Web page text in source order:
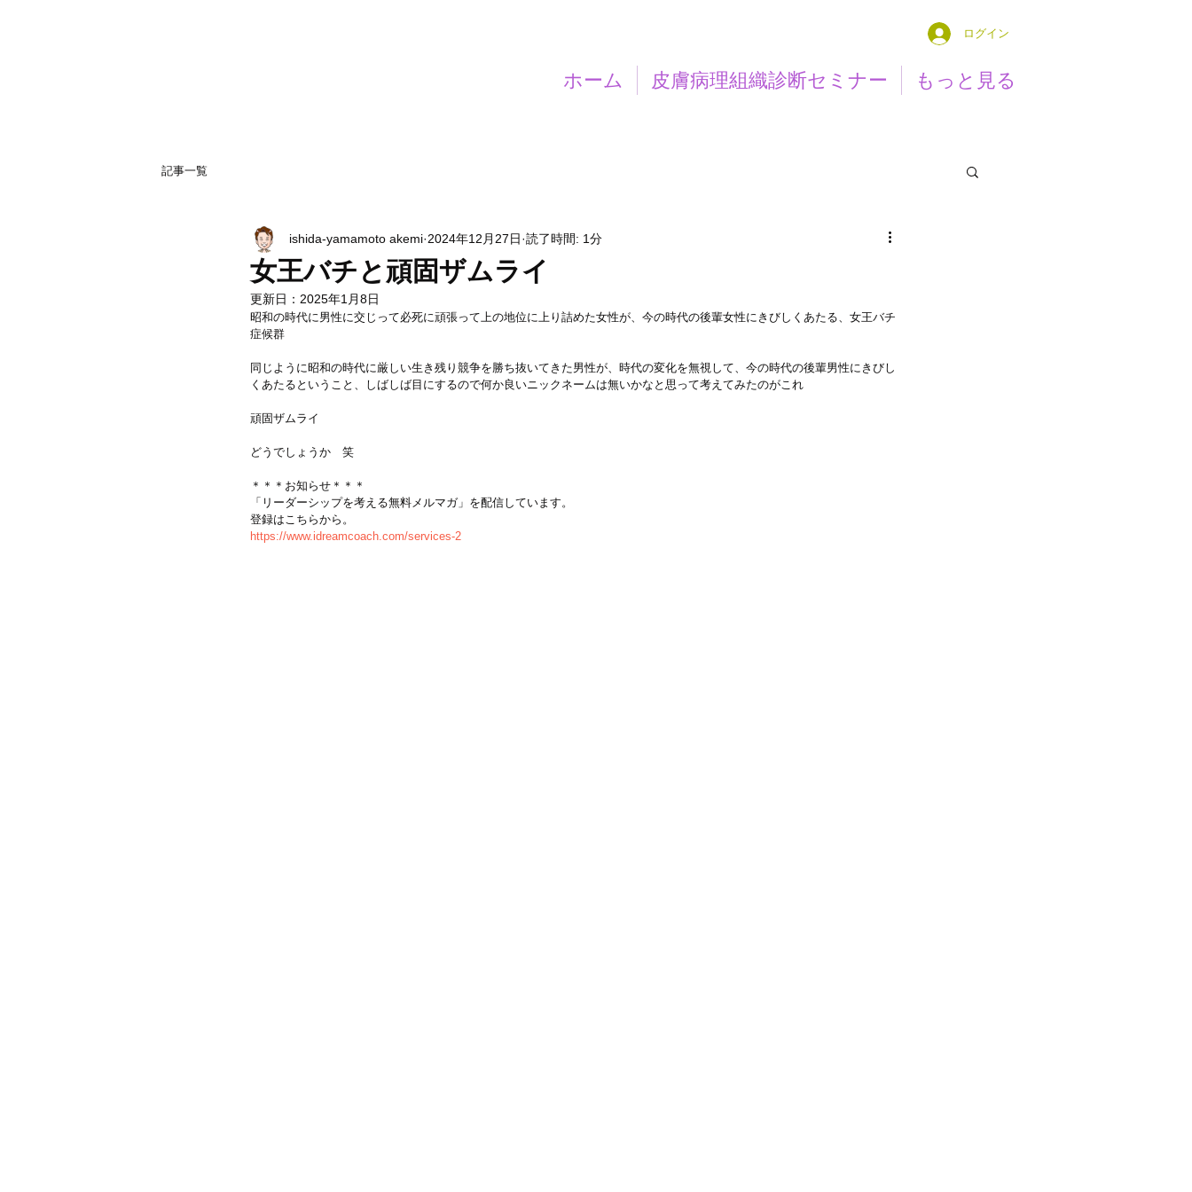
ログイン
ホーム 皮膚病理組織診断セミナー もっと見る
記事一覧
女王バチと頑固ザムライ
ishida-yamamoto akemi 2024年12月27日 読了時間: 1分
更新日： 2025年1月8日
昭和の時代に男性に交じって必死に頑張って上の地位に上り詰めた女性が、今の時代の後輩女性にきびしくあたる、女王バチ
症候群
同じように昭和の時代に厳しい生き残り競争を勝ち抜いてきた男性が、時代の変化を無視して、今の時代の後輩男性にきびし
くあたるということ、しばしば目にするので何か良いニックネームは無いかなと思って考えてみたのがこれ
頑固ザムライ
どうでしょうか　笑
＊＊＊お知らせ＊＊＊
「リーダーシップを考える無料メルマガ」を配信しています。
登録はこちらから。
https://www.idreamcoach.com/services-2